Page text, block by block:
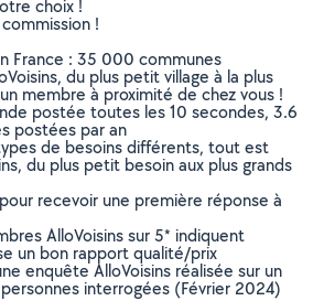
choix !
!
France : 35 000 communes
du plus petit village à la plus
membre à proximité de chez vous !
postée toutes les 10 secondes, 3.6
postées par an
de besoins différents, tout est
du plus petit besoin aux plus grands
recevoir une première réponse à
AlloVoisins sur 5* indiquent
un bon rapport qualité/prix
enquête AlloVoisins réalisée sur un
interrogées (Février 2024)